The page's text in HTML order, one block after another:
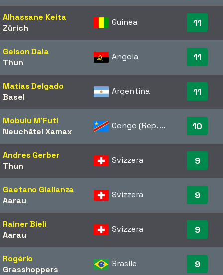
Alhassane Keita
Zürich
Guinea 11
Gelson Dala
Thun
Angola 11
Matias Delgado
Basel
Argentina 11
Mobulu M'Futi
Neuchâtel Xamax
Congo (Rep. Dem.) 10
Andres Gerber
Thun
Svizzera 9
Gaetano Giallanza
Aarau
Svizzera 9
Rainer Bieli
Aarau
Svizzera 9
Rogério
Grasshoppers
Brasile 9